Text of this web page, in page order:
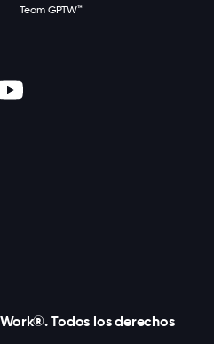
Team GPTW™
Todos los derechos